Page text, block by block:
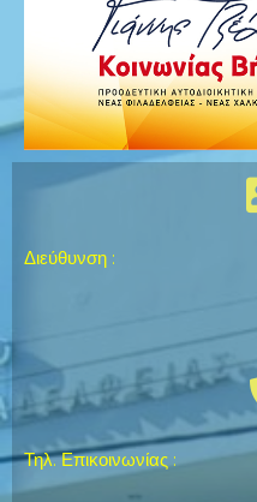
Διεύθυνση :
Τηλ. Επικοινωνίας :